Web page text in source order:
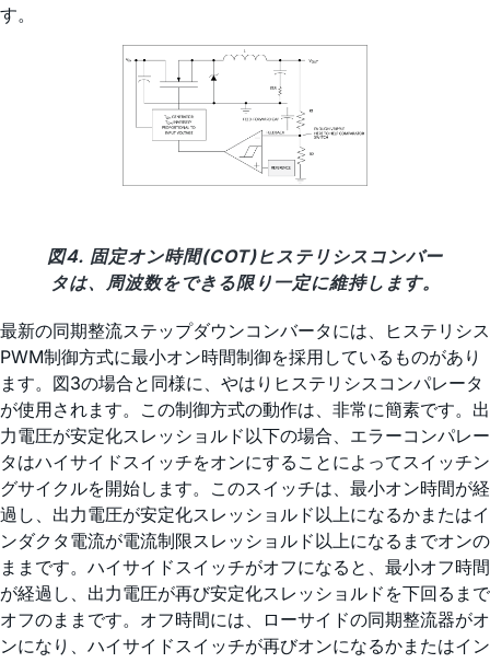
す。
図4. 固定オン時間(COT)ヒステリシスコンバー
タは、周波数をできる限り一定に維持します。
最新の同期整流ステップダウンコンバータには、ヒステリシス
PWM制御方式に最小オン時間制御を採用しているものがあり
ます。図3の場合と同様に、やはりヒステリシスコンパレータ
が使用されます。この制御方式の動作は、非常に簡素です。出
力電圧が安定化スレッショルド以下の場合、エラーコンパレー
タはハイサイドスイッチをオンにすることによってスイッチン
グサイクルを開始します。このスイッチは、最小オン時間が経
過し、出力電圧が安定化スレッショルド以上になるかまたはイ
ンダクタ電流が電流制限スレッショルド以上になるまでオンの
ままです。ハイサイドスイッチがオフになると、最小オフ時間
が経過し、出力電圧が再び安定化スレッショルドを下回るまで
オフのままです。オフ時間には、ローサイドの同期整流器がオ
ンになり、ハイサイドスイッチが再びオンになるかまたはイン